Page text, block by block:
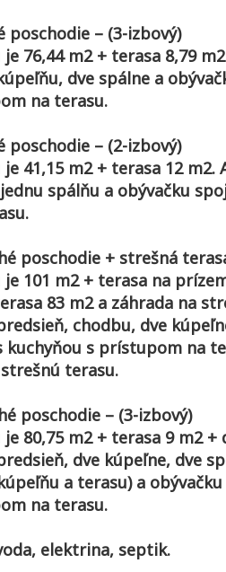
poschodie – (3-izbový)
76,44 m2 + terasa 8,79
dve spálne a
na terasu.
poschodie – (2-izbový)
41,15 m2 + terasa 12 m2.
spálňu a obývačku
poschodie + strešná
101 m2 + terasa na
83 m2 a záhrada na
chodbu, dve
kuchyňou s prístupom na
terasu.
poschodie – (3-izbový)
80,75 m2 + terasa 9 m2 +
dve kúpeľne, dve
a terasu) a
na terasu.
elektrina, septik.